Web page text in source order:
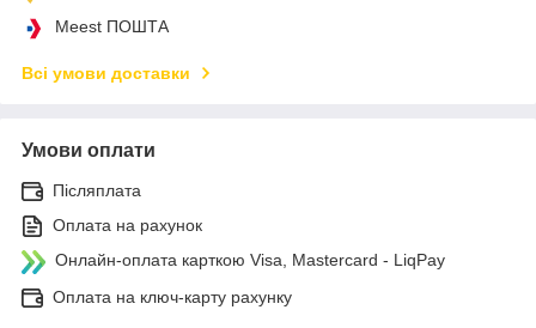
Meest ПОШТА
Всі умови доставки
Умови оплати
Післяплата
Оплата на рахунок
Онлайн-оплата карткою Visa, Mastercard - LiqPay
Оплата на ключ-карту рахунку